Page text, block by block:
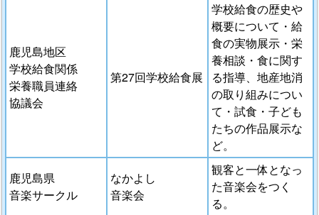
鹿児島地区
学校給食関係
栄養職員連絡
協議会
第27回学校給食展
学校給食の歴史や
概要について・給
食の実物展示・栄
養相談・食に関す
る指導、地産地消
の取り組みについ
て・試食・子ども
たちの作品展示な
ど。
鹿児島県
音楽サークル
なかよし
音楽会
観客と一体となっ
た音楽会をつく
る。